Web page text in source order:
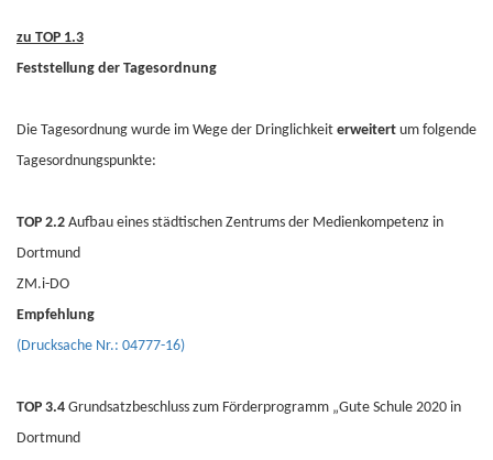
zu TOP 1.3
Feststellung der Tagesordnung
Die Tagesordnung wurde im Wege der Dringlichkeit erweitert um folgende
Tagesordnungspunkte:
TOP 2.2 Aufbau eines städtischen Zentrums der Medienkompetenz in
Dortmund
ZM.i-DO
Empfehlung
(Drucksache Nr.: 04777-16)
TOP 3.4 Grundsatzbeschluss zum Förderprogramm „Gute Schule 2020 in
Dortmund